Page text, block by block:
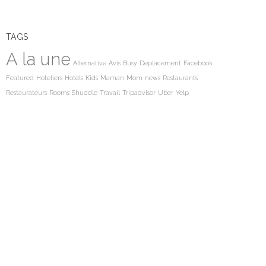
TAGS
A la une Alternative Avis Busy Deplacement Facebook
Featured Hoteliers Hotels Kids Maman Mom news Restaurants
Restaurateurs Rooms Shuddle Travail Tripadvisor Uber Yelp